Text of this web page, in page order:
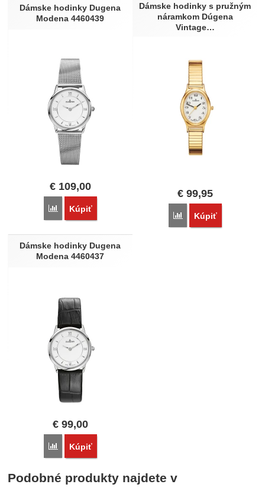
Nebola pridaná žiadna recenzia.
Dámske hodinky Dugena
Modena 4460439
€ 109,00
Porovnať
Kúpiť
Dámske hodinky s pružným
náramkom Dúgena
Vintage…
€99,95
Porovnať
Kúpiť
Dámske hodinky Dugena
Modena 4460437
€ 99,00
Porovnať
Kúpiť
Podobné produkty najdete v